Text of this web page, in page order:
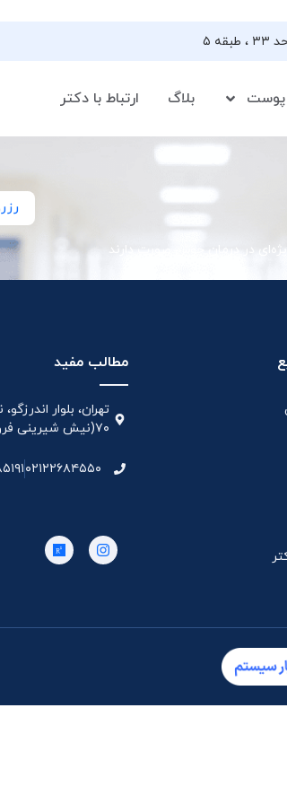
پوست بلاگ ارتباط با دکتر
در درمان جوش صورت دارند
مطالب مفید
تهران، بلوار
۷۰(نیش شیرینی فروشی نیشکر)، واحد ۳۳ ، طبقه ۵
۰۲۱۲۲۶۸۴۵۵۰